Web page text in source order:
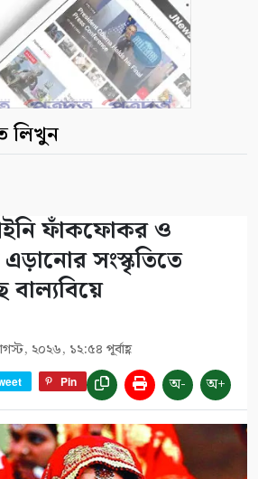
লিখুন
ফাঁকফোকর ও
সংস্কৃতিতে
বাল্যবিয়ে
২০২৬, ১২:৫৪ পূর্বাহ্ণ
Pin অ- অ+